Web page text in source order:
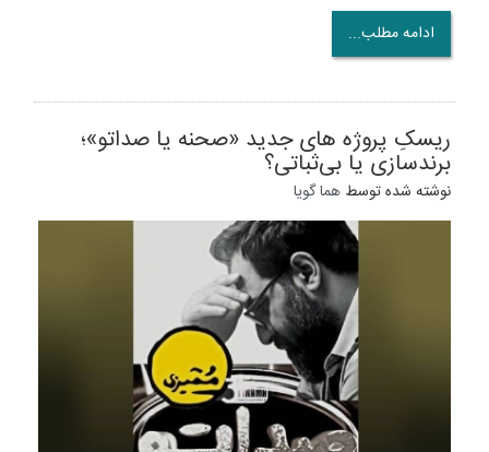
ادامه مطلب...
ریسکِ پروژه های جدید «صحنه یا صداتو»؛
برندسازی یا بی‌ثباتی؟
نوشته شده توسط هما گویا